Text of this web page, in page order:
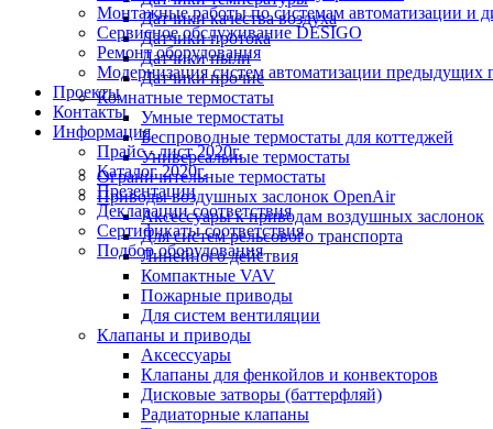
Монтажные работы по системам автоматизации и
Сервисное обслуживание DESIGO
Ремонт оборудования
Модернизация систем автоматизации
Проекты
Контакты
Информация
Прайс - лист 2020г.
Каталог 2020г.
Презентации
Декларации соответствия
Сертификаты соответствия
Подбор оборудования
Датчики качества воздуха
Датчики протока
Датчики пыли
Датчики прочие
Комнатные термостаты
Умные термостаты
Беспроводные термостаты для коттеджей
Универсальные термостаты
Ограничительные термостаты
Приводы воздушных заслонок OpenAir
Аксессуары к приводам воздушных заслонок
Для систем рельсового транспорта
Линейного действия
Компактные VAV
Пожарные приводы
Для систем вентиляции
Клапаны и приводы
Аксессуары
Клапаны для фенкойлов и конвекторов
Дисковые затворы (баттерфляй)
Радиаторные клапаны